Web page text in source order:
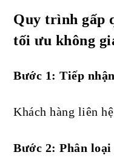
Quy trình gấp
tối ưu không
Bước 1: Tiếp
Khách hàng liên
Bước 2: Phân loại